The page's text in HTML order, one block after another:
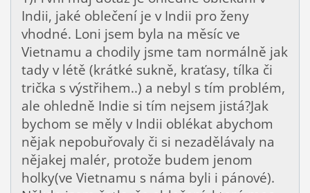
Indii, jaké oblečení je v Indii pro ženy
vhodné. Loni jsem byla na měsíc ve
Vietnamu a chodily jsme tam normálně jak
tady v létě (krátké sukně, kraťasy, tílka či
trička s výstřihem..) a nebyl s tím problém,
ale ohledně Indie si tím nejsem jistá?Jak
bychom se měly v Indii oblékat abychom
nějak nepobuřovaly či si nezadělávaly na
nějakej malér, protože budem jenom
holky(ve Vietnamu s náma byli i pánové).